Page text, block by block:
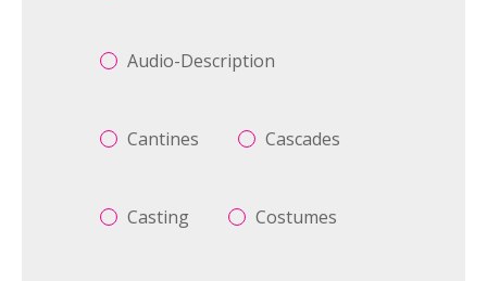
Audio-Description
Cantines Cascades
Casting Costumes